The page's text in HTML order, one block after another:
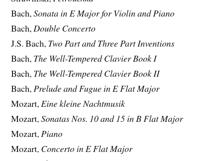
Bach,Sonata in E Major for Violin and Piano
Bach,Double Concerto
J.S. Bach, Two Part and Three Part Inventions
Bach, The Well-Tempered Clavier Book I
Bach, The Well-Tempered Clavier Book II
Bach,Prelude and Fugue in E Flat Major
Mozart,Eine kleine Nachtmusik
Mozart,Sonatas Nos. 10 and 15 in B Flat Major
Mozart,Piano
Mozart, Concerto in E Flat Major